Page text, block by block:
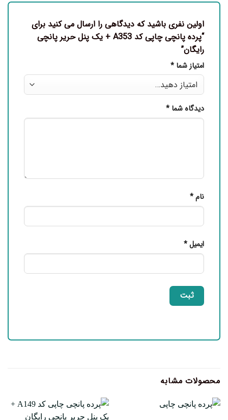
اولین نفری باشید که دیدگاهی را ارسال می کنید برای
“پرده پانچی چاپی کد A353 + یک پنل حریر پانچی
رایگان”
امتیاز شما *
دیدگاه شما *
نام*
ایمیل*
محصولات مشابه